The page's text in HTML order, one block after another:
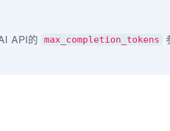
API的
max_completion_tokens